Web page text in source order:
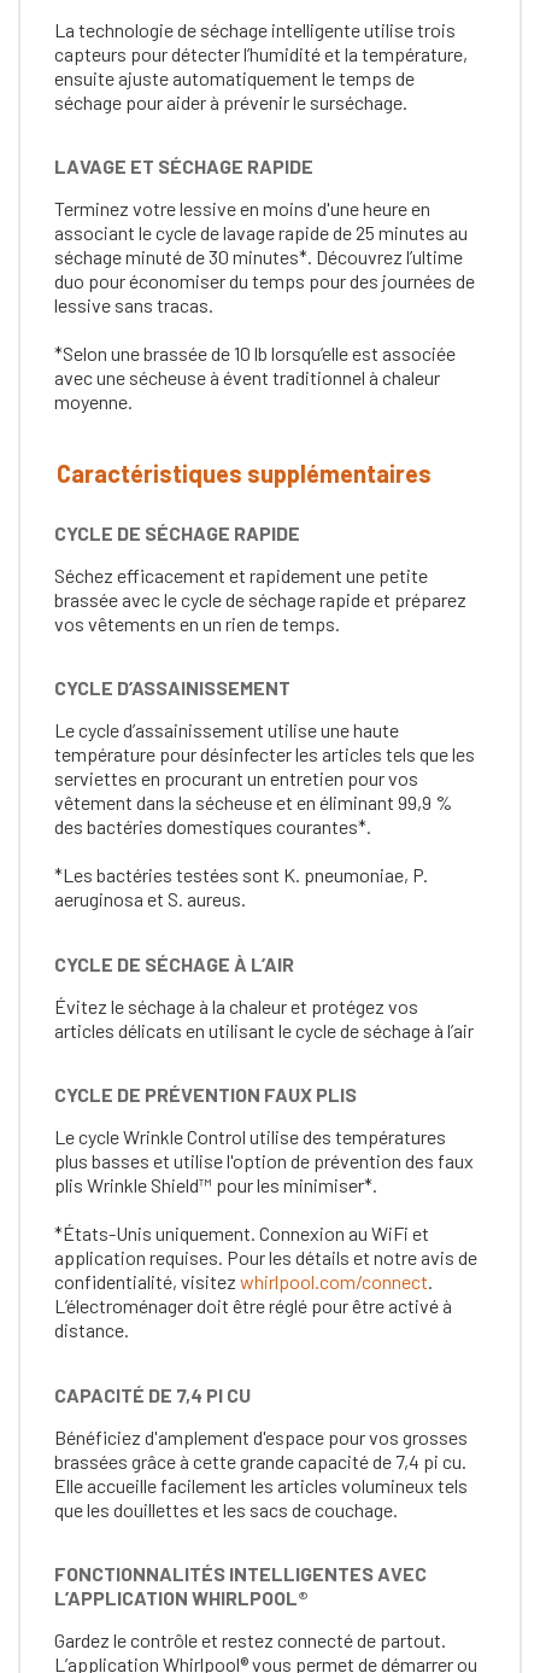
La technologie de séchage intelligente utilise trois
capteurs pour détecter l’humidité et la température,
ensuite ajuste automatiquement le temps de
séchage pour aider à prévenir le surséchage.
LAVAGE ET SÉCHAGE RAPIDE
Terminez votre lessive en moins d'une heure en
associant le cycle de lavage rapide de 25 minutes au
séchage minuté de 30 minutes*. Découvrez l’ultime
duo pour économiser du temps pour des journées de
lessive sans tracas.
*Selon une brassée de 10 lb lorsqu’elle est associée
avec une sécheuse à évent traditionnel à chaleur
moyenne.
Caractéristiques supplémentaires
CYCLE DE SÉCHAGE RAPIDE
Séchez efficacement et rapidement une petite
brassée avec le cycle de séchage rapide et préparez
vos vêtements en un rien de temps.
CYCLE D’ASSAINISSEMENT
Le cycle d’assainissement utilise une haute
température pour désinfecter les articles tels que les
serviettes en procurant un entretien pour vos
vêtement dans la sécheuse et en éliminant 99,9 %
des bactéries domestiques courantes*.
*Les bactéries testées sont K. pneumoniae, P.
aeruginosa et S. aureus.
CYCLE DE SÉCHAGE À L’AIR
Évitez le séchage à la chaleur et protégez vos
articles délicats en utilisant le cycle de séchage à l’air
CYCLE DE PRÉVENTION FAUX PLIS
Le cycle Wrinkle Control utilise des températures
plus basses et utilise l'option de prévention des faux
plis Wrinkle Shield™ pour les minimiser*.
*États-Unis uniquement. Connexion au WiFi et
application requises. Pour les détails et notre avis de
confidentialité, visitez whirlpool.com/connect.
L’électroménager doit être réglé pour être activé à
distance.
CAPACITÉ DE 7,4 PI CU
Bénéficiez d'amplement d'espace pour vos grosses
brassées grâce à cette grande capacité de 7,4 pi cu.
Elle accueille facilement les articles volumineux tels
que les douillettes et les sacs de couchage.
FONCTIONNALITÉS INTELLIGENTES AVEC
L’APPLICATION WHIRLPOOL®
Gardez le contrôle et restez connecté de partout.
L’application Whirlpool® vous permet de démarrer ou